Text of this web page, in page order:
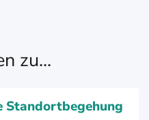
zu...
Standortbegehung